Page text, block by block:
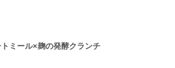
ミール×麹の発酵クランチ